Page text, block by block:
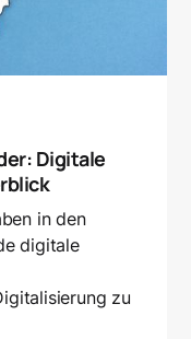
Digitale
in den
digitale
zu